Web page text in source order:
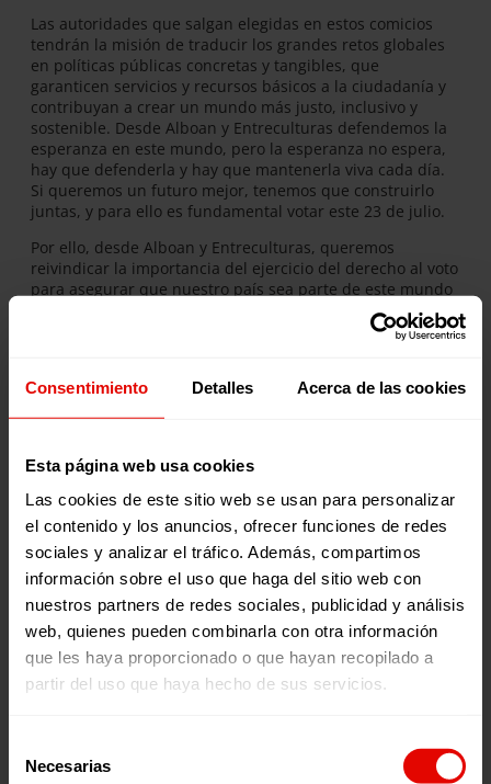
Consentimiento Detalles Acerca de las cookies
Esta página web usa cookies
Las cookies de este sitio web se usan para personalizar
el contenido y los anuncios, ofrecer funciones de redes
sociales y analizar el tráfico. Además, compartimos
información sobre el uso que haga del sitio web con
nuestros partners de redes sociales, publicidad y análisis
web, quienes pueden combinarla con otra información
que les haya proporcionado o que hayan recopilado a
partir del uso que haya hecho de sus servicios.
Necesarias
Las autoridades que salgan elegidas en estos comicios
tendrán la misión de traducir los grandes retos globales
en políticas públicas concretas y tangibles, que
garanticen servicios y recursos básicos a la ciudadanía y
contribuyan a crear un mundo más justo, inclusivo y
sostenible. Desde Alboan y Entreculturas defendemos la
esperanza en este mundo, pero la esperanza no espera,
hay que defenderla y hay que mantenerla viva cada día.
Si queremos un futuro mejor, tenemos que construirlo
juntas, y para ello es fundamental votar este 23 de julio.
Por ello, desde Alboan y Entreculturas, queremos
reivindicar la importancia del ejercicio del derecho al voto
para asegurar que nuestro país sea parte de este mundo
donde todas las personas tengan la oportunidad de
y solidaridad.
Publicaciones relacionadas:
Memorias Revista trimestral